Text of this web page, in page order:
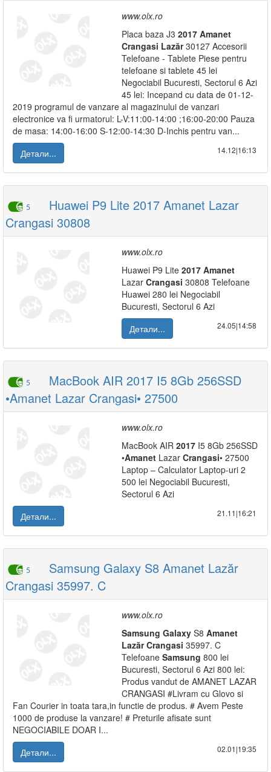
www.olx.ro
Placa baza J3 2017 Amanet
Crangasi Lazăr30127 Accesorii
Telefoane - Tablete Piese pentru
telefoane si tablete 45 lei
Negociabil Bucuresti, Sectorul 6 Azi
45 lei: Incepand cu data de 01-12-
2019 programul de vanzare al magazinului de vanzari
electronice va fi urmatorul: L-V:11:00-14:00 ;16:00-20:00 Pauza
de masa: 14:00-16:00 S-12:00-14:30 D-Inchis pentru van...
Детали...
14.12|16:13
5
Huawei P9 Lite 2017 Amanet Lazar
Crangasi 30808
www.olx.ro
Huawei P9 Lite 2017 Amanet
Lazar Crangasi 30808 Telefoane
Huawei 280 lei Negociabil
Bucuresti, Sectorul 6 Azi
Детали...
24.05|14:58
5
MacBook AIR 2017 I5 8Gb 256SSD
•Amanet Lazar Crangasi• 27500
www.olx.ro
MacBook AIR 2017 I5 8Gb 256SSD
•Amanet Lazar Crangasi• 27500
Laptop – Calculator Laptop-uri 2
500 lei Negociabil Bucuresti,
Sectorul 6 Azi
Детали...
21.11|16:21
5
Samsung Galaxy S8 Amanet Lazăr
Crangasi 35997. C
www.olx.ro
Samsung Galaxy S8 Amanet
Lazăr Crangasi 35997. C
Telefoane Samsung 800 lei
Bucuresti, Sectorul 6 Azi 800 lei:
Produs vandut de AMANET LAZAR
CRANGASI #Livram cu Glovo si
Fan Courier in toata tara,in functie de produs. # Avem Peste
1000 de produse la vanzare! # Preturile afisate sunt
NEGOCIABILE DOAR I...
Детали...
02.01|19:35